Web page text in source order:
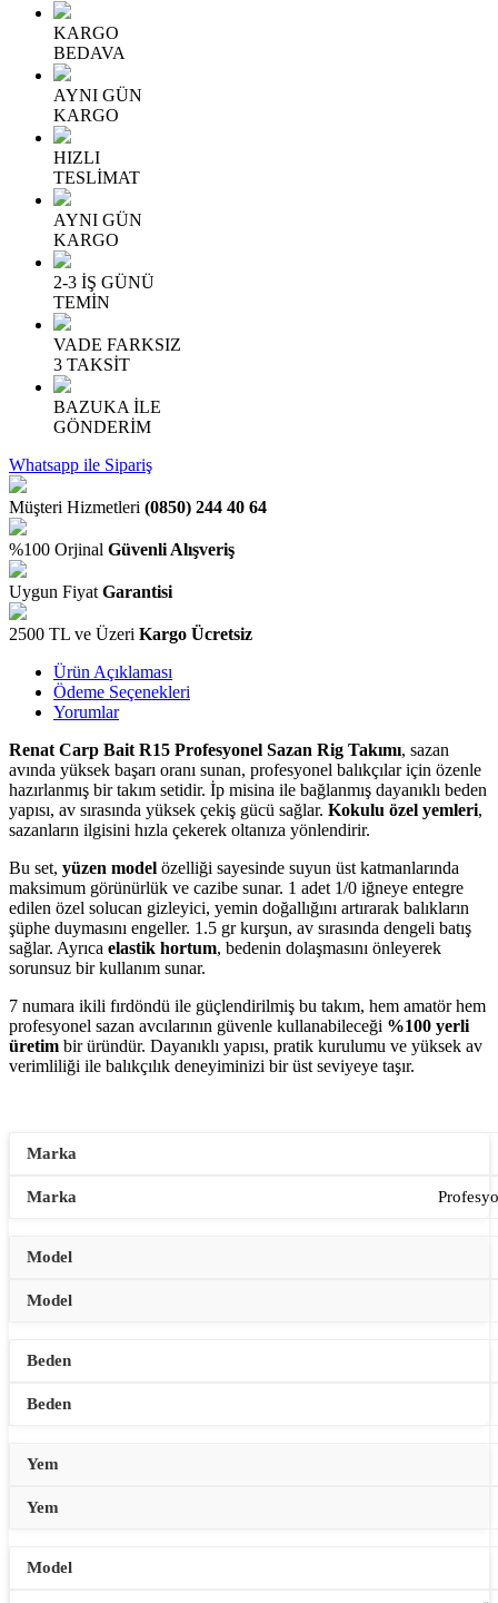
KARGO
BEDAVA
AYNI GÜN
KARGO
HIZLI
TESLİMAT
AYNI GÜN
KARGO
2-3 İŞ GÜNÜ
TEMİN
VADE FARKSIZ
3 TAKSİT
BAZUKA İLE
GÖNDERİM
Whatsapp ile Sipariş
Müşteri Hizmetleri (0850) 244 40 64
%100 Orjinal Güvenli Alışveriş
Uygun Fiyat Garantisi
2500 TL ve Üzeri Kargo Ücretsiz
Ürün Açıklaması
Ödeme Seçenekleri
Yorumlar
Renat Carp Bait R15 Profesyonel Sazan Rig Takımı, sazan
avında yüksek başarı oranı sunan, profesyonel balıkçılar için özenle
hazırlanmış bir takım setidir. İp misina ile bağlanmış dayanıklı beden
yapısı, av sırasında yüksek çekiş gücü sağlar. Kokulu özel yemleri,
sazanların ilgisini hızla çekerek oltanıza yönlendirir.
Bu set, yüzen model özelliği sayesinde suyun üst katmanlarında
maksimum görünürlük ve cazibe sunar. 1 adet 1/0 iğneye entegre
edilen özel solucan gizleyici, yemin doğallığını artırarak balıkların
şüphe duymasını engeller. 1.5 gr kurşun, av sırasında dengeli batış
sağlar. Ayrıca elastik hortum, bedenin dolaşmasını önleyerek
sorunsuz bir kullanım sunar.
7 numara ikili fırdöndü ile güçlendirilmiş bu takım, hem amatör hem
profesyonel sazan avcılarının güvenle kullanabileceği %100 yerli
üretim bir üründür. Dayanıklı yapısı, pratik kurulumu ve yüksek av
verimliliği ile balıkçılık deneyiminizi bir üst seviyeye taşır.